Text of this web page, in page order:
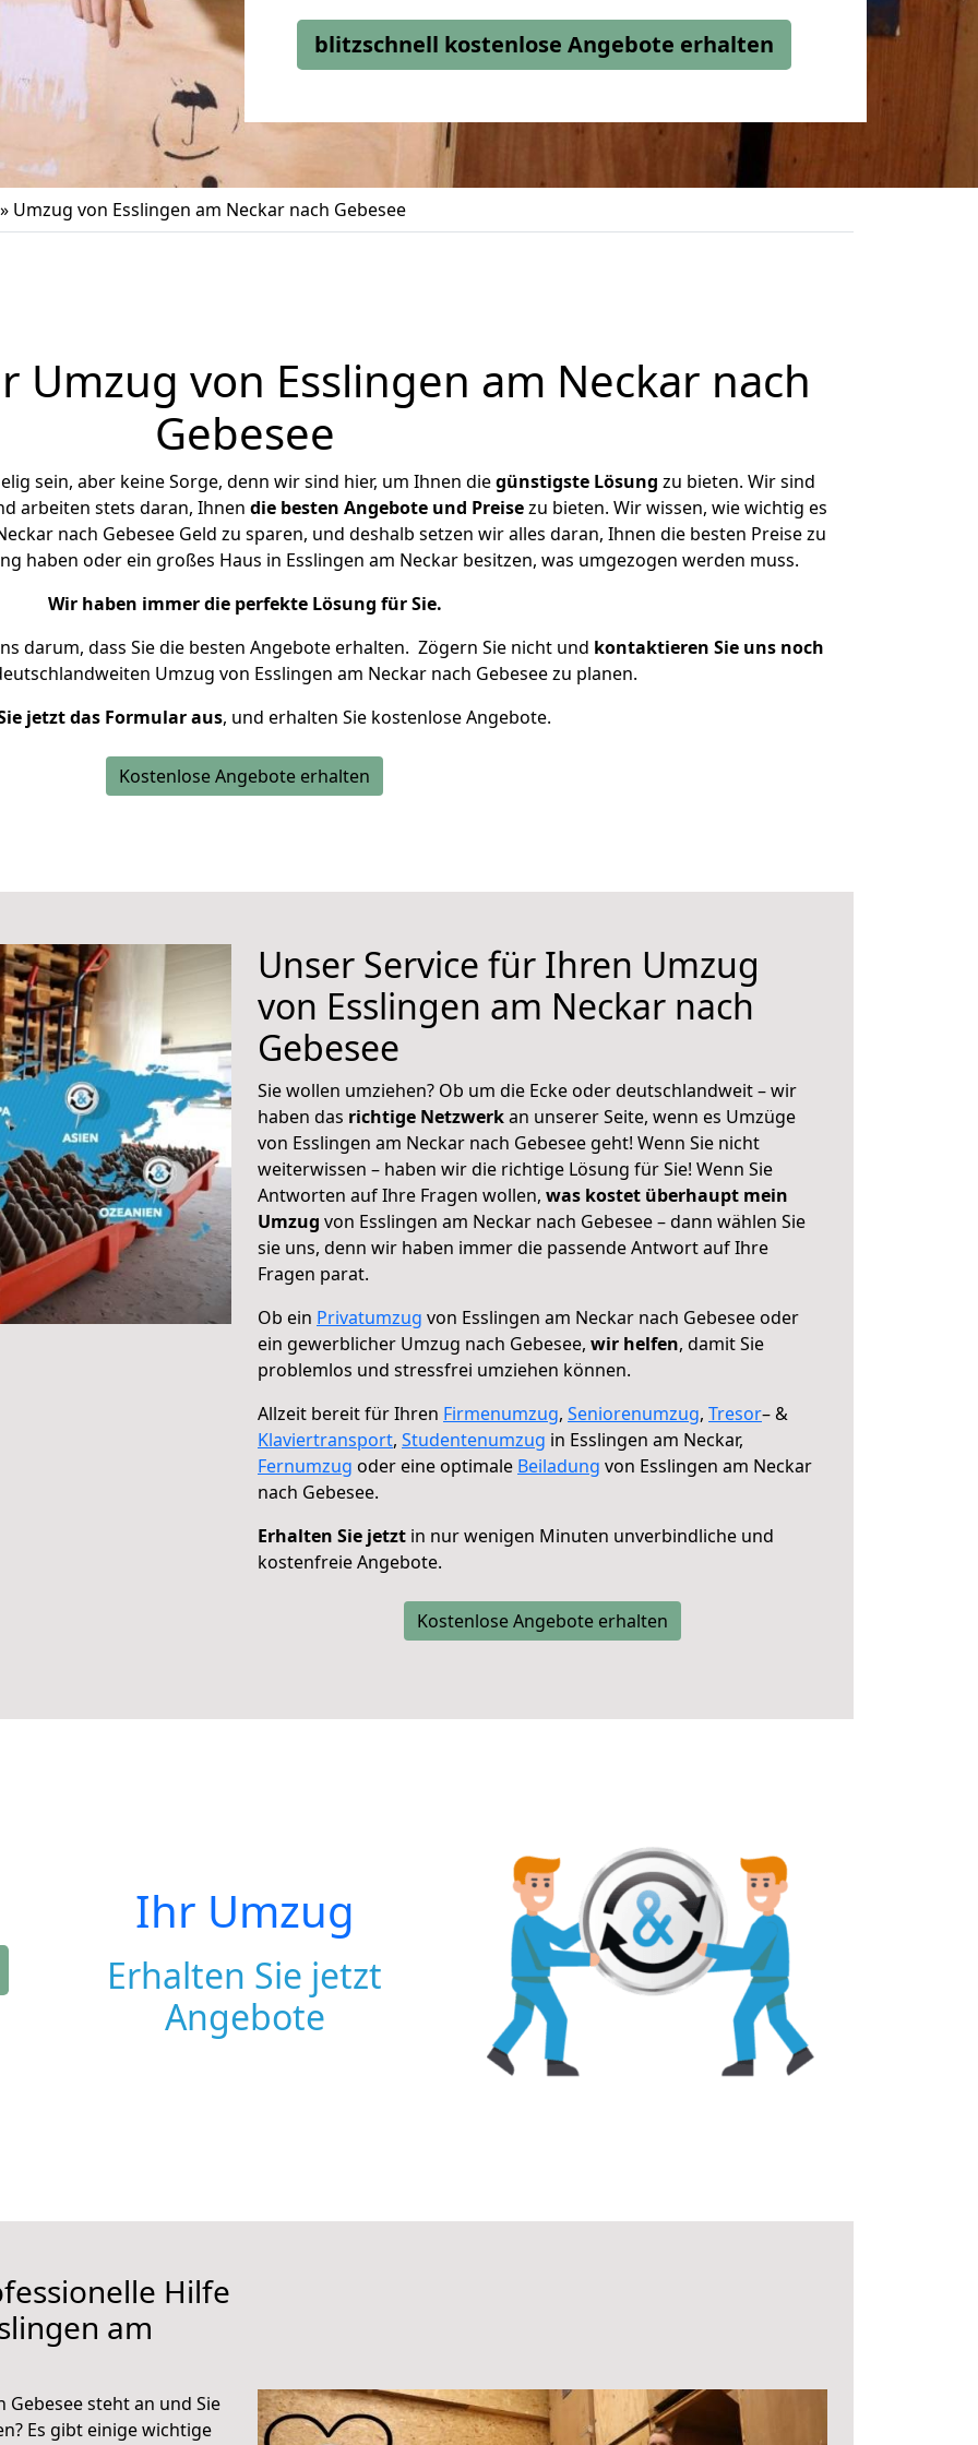
blitzschnell kostenlose Angebote erhalten
Umzug von Esslingen am Neckar nach Gebesee
Umzug von Esslingen am Neckar nach
Gebesee
sein, aber keine Sorge, denn wir sind hier, um Ihnen diegünstigste Lösung zu bieten. Wir sind
arbeiten stets daran, Ihnen die besten Angebote und Preisezu bieten. Wir wissen, wie wichtig es
nach Gebesee Geld zu sparen, und deshalb setzen wir alles daran, Ihnen die besten Preise zu
haben oder ein großes Haus in Esslingen am Neckar besitzen, was umgezogen werden muss.
Wir haben immer die perfekte Lösung für Sie.
darum, dass Sie die besten Angebote erhalten. Zögern Sie nicht und kontaktieren Sie uns noch
Umzug von Esslingen am Neckar nach Gebesee zu planen.
jetzt das Formular aus, und erhalten Sie kostenlose Angebote.
Kostenlose Angebote erhalten
Unser Service für Ihren Umzug
von Esslingen am Neckar nach
Gebesee
Sie wollen umziehen? Ob um die Ecke oder deutschlandweit – wir
haben das richtige Netzwerkan unserer Seite, wenn es Umzüge
von Esslingen am Neckar nach Gebesee geht! Wenn Sie nicht
weiterwissen – haben wir die richtige Lösung für Sie! Wenn Sie
Antworten auf Ihre Fragen wollen, was kostet überhaupt mein
Umzug von Esslingen am Neckar nach Gebesee – dann wählen Sie
sie uns, denn wir haben immer die passende Antwort auf Ihre
Fragen parat.
Ob ein Privatumzug von Esslingen am Neckar nach Gebesee oder
ein gewerblicher Umzug nach Gebesee, wir helfen, damit Sie
problemlos und stressfrei umziehen können.
Allzeit bereit für Ihren Firmenumzug, Seniorenumzug, Tresor– &
Klaviertransport, Studentenumzug in Esslingen am Neckar,
Fernumzug oder eine optimale Beiladung von Esslingen am Neckar
nach Gebesee.
Erhalten Sie jetzt in nur wenigen Minuten unverbindliche und
kostenfreie Angebote.
Kostenlose Angebote erhalten
Ihr Umzug
Erhalten Sie jetzt
Angebote
Hilfe
am
steht an und Sie
Es gibt einige wichtige